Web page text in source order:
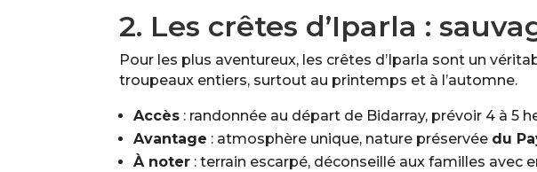
2. Les crêtes d’Iparla :
Pour les plus aventureux, les crêtes d’Iparla sont un
troupeaux entiers, surtout au printemps et à l’automne.
Accès : randonnée au départ de Bidarray, prévoir 4 à 5
Avantage : atmosphère unique, nature préservée du
À noter : terrain escarpé, déconseillé aux familles avec